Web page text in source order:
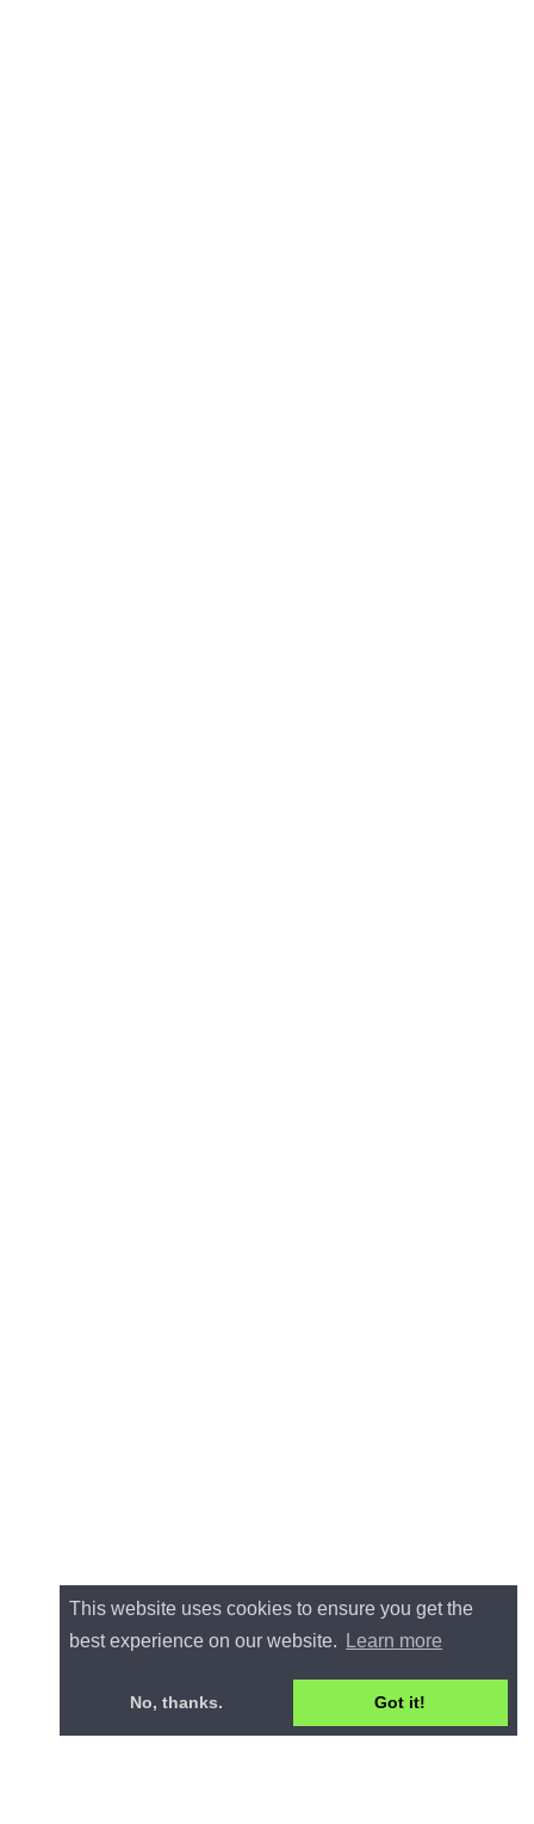
This website uses cookies to ensure you get the
best experience on our website.
Learn more
No, thanks. Got it!